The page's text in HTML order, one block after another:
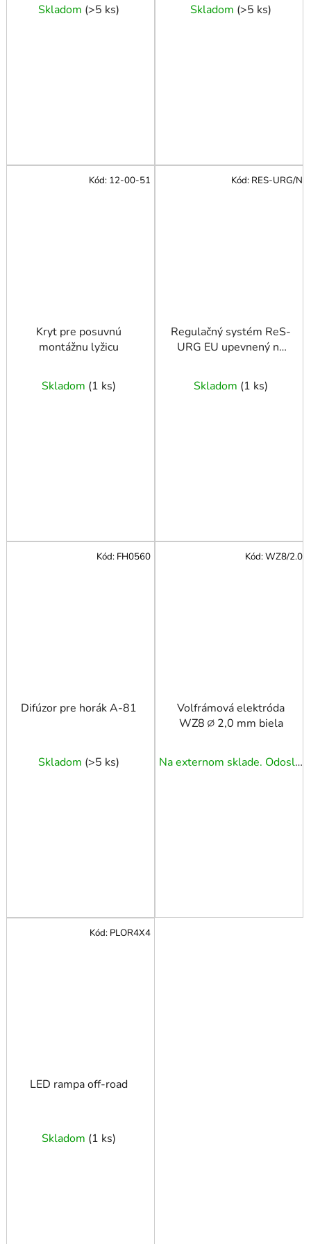
Skladom (>5 ks) Skladom (>5 ks)
Kryt pre posuvnú
montážnu lyžicu
Skladom (1 ks)
Kód: 12-00-51
Regulačný systém ReS-
URG EU upevnený na
Skladom (1 ks)
Kód: RES-URG/N
Difúzor pre horák A-81
Skladom (>5 ks)
Kód: FH0560
Volfrámová elektróda
WZ8 ∅ 2,0 mm biela
Na externom sklade. Odoslanie 5 - 7 prac. dní.
Kód:WZ8/2.0
LED rampa off-road
Skladom (1 ks)
Kód: PLOR4X4